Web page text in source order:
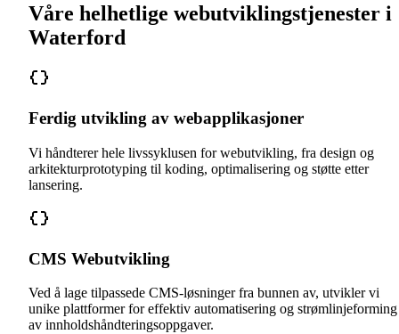
Våre helhetlige webutviklingstjenester i
Waterford
Ferdig utvikling av webapplikasjoner
Vi håndterer hele livssyklusen for webutvikling, fra design og
arkitekturprototyping til koding, optimalisering og støtte etter
lansering.
CMS Webutvikling
Ved å lage tilpassede CMS-løsninger fra bunnen av, utvikler vi
unike plattformer for effektiv automatisering og strømlinjeforming
av innholdshåndteringsoppgaver.